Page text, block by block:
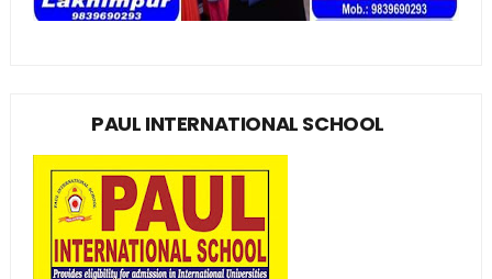
PAUL INTERNATIONAL SCHOOL